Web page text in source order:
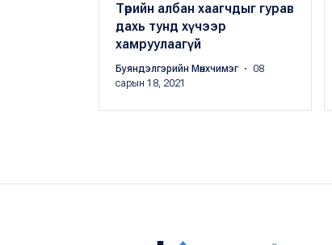
Төрийн албан хаагчдыг гурав
дахь тунд хүчээр
хамруулаагүй
Буяндэлгэрийн Мөнхчимэг ・ 08
сарын 18, 2021